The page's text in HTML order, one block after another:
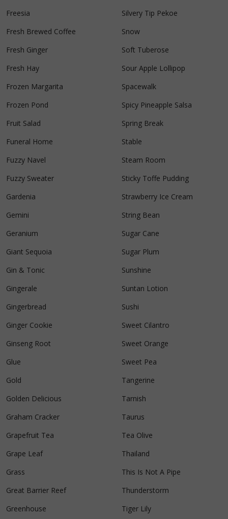
Freesia
Fresh Brewed Coffee
Fresh Ginger
Fresh Hay
Frozen Margarita
Frozen Pond
Fruit Salad
Funeral Home
Fuzzy Navel
Fuzzy Sweater
Gardenia
Gemini
Geranium
Giant Sequoia
Gin & Tonic
Gingerale
Gingerbread
Ginger Cookie
Ginseng Root
Glue
Gold
Golden Delicious
Graham Cracker
Grapefruit Tea
Grape Leaf
Grass
Great Barrier Reef
Greenhouse
Silvery Tip Pekoe
Snow
Soft Tuberose
Sour Apple Lollipop
Spacewalk
Spicy Pineapple Salsa
Spring Break
Stable
Steam Room
Sticky Toffe Pudding
Strawberry Ice Cream
String Bean
Sugar Cane
Sugar Plum
Sunshine
Suntan Lotion
Sushi
Sweet Cilantro
Sweet Orange
Sweet Pea
Tangerine
Tarnish
Taurus
Tea Olive
Thailand
This Is Not A Pipe
Thunderstorm
Tiger Lily